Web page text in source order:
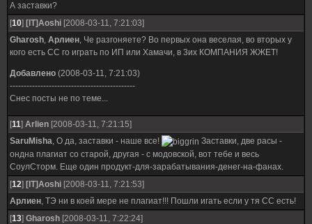
А заставки?
[10] [IT]Aoshi [2008-03-11, 7:21:03]
Gharosh, Арлиен, Че разгоняете? Во первых она веселая, во вторых у
кого есть СС го играть по ИП или Хамачи, в 3их КОМПАНИЯ ЖЖЕТ!
Добавлено (2008-03-11, 7:21:03)
---------------------------------------------
Снес посты не по теме...
[11] Arlien [2008-03-11, 7:21:15]
SaruMisha, О да, заставки - наше все!
Заставки, две расы -
ондна плагиат со старой, другая - с модовской, вот тебе и весь
СоулСторм. Еще один продукт-для-зарабатывания-денег-на-фанах.
[12] [IT]Aoshi [2008-03-11, 7:21:53]
Арлиен, ТЭ ни в коей мере не плагиат!!! Пошли игать если у тя СС есть!
[13] Gharosh [2008-03-11, 7:22:24]